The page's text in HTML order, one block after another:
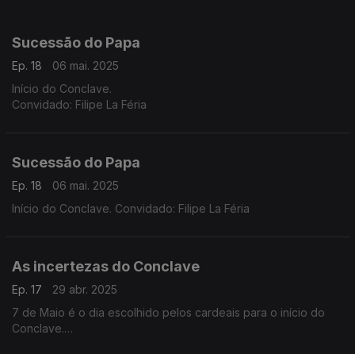
Sucessão do Papa
Ep. 18
06 mai. 2025
Início do Conclave.
Convidado: Filipe La Féria
Sucessão do Papa
Ep. 18
06 mai. 2025
Início do Conclave. Convidado: Filipe La Féria
As incertezas do Conclave
Ep. 17
29 abr. 2025
7 de Maio é o dia escolhido pelos cardeais para o início do
Conclave.